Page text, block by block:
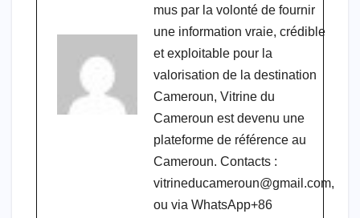
mus par la volonté de fournir
une information vraie, crédible
et exploitable pour la
valorisation de la destination
Cameroun, Vitrine du
Cameroun est devenu une
plateforme de référence au
Cameroun. Contacts :
vitrineducameroun@gmail.com,
ou via WhatsApp+86